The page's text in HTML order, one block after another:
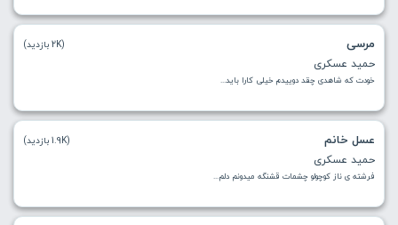
مرسی
حمید عسکری
خودت که شاهدی چقد دوییدم خیلی کارا باید...
(2K بازدید)
عسل خانم
حمید عسکری
فرشته ی ناز کوچولو چشمات قشنگه میدونم دلم...
(1.9K بازدید)